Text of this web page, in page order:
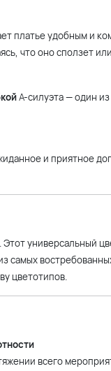
платье удобным и
что оно сползет
А-силуэта — один
и приятное
универсальный
самых
цветотипов.
всего